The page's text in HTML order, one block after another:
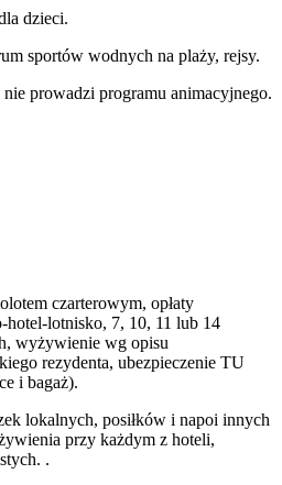
dzieci.
sportów wodnych na plaży, rejsy.
prowadzi programu animacyjnego.
czarterowym, opłaty
lotnisko, 7, 10, 11 lub 14
wyżywienie wg opisu
rezydenta, ubezpieczenie TU
i bagaż).
lokalnych, posiłków i napoi innych
przy każdym z hoteli,
.